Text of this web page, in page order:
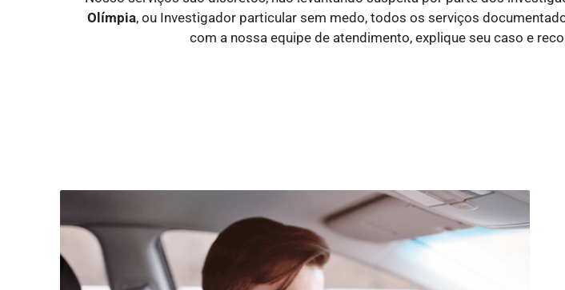
Olímpia, ou Investigador particular sem medo, todos os serviços
com a nossa equipe de atendimento, explique seu caso e